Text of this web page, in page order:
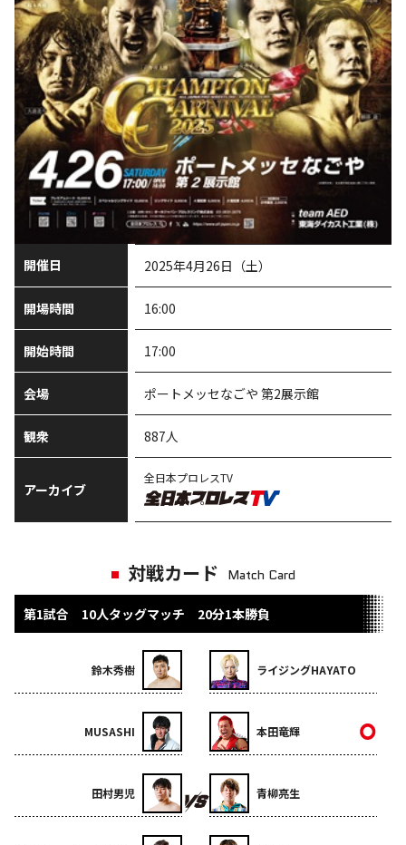
開催日 2025年4月26日（土）
開場時間 16:00
開始時間 17:00
会場 ポートメッセなごや 第2展示館
観衆 887人
アーカイブ
全日本プロレスTV
対戦カード Match Card
第1試合 10人タッグマッチ 20分1本勝負
鈴木秀樹
MUSASHI
田村男児
ライジングHAYATO
本田竜輝
青柳亮生